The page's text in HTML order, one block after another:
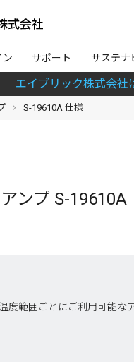
ン サポート サステナ
エイブリック株式会社
S-19610A 仕様
ンプ S-19610A
度範囲ごとにご利用可能な